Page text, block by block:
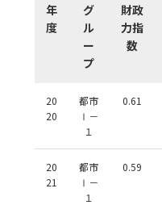
年
度
グ
ル
ー
プ
財政
力指
数
20
20
都市
Ⅰ－
１
0.61
20
21
都市
Ⅰ－
１
0.59